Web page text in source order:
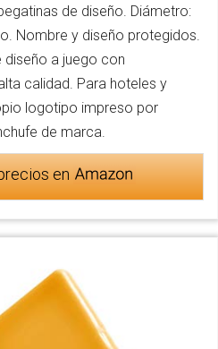
de diseño. Diámetro:
Nombre y diseño protegidos.
diseño a juego con
calidad. Para hoteles y
logotipo impreso por
de marca.
en